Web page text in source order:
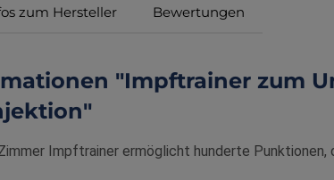
zum Hersteller Bewertungen
"Impftrainer zum
Impftrainer ermöglicht hunderte